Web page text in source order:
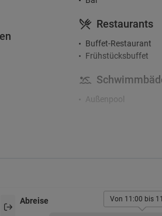
Restaurants
Buffet-Restaurant
Frühstücksbuffet
Außenpool
Golfplatz
Abreise Von 11:00 bis